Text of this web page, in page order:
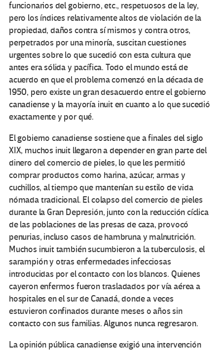
funcionarios del gobierno, etc., respetuosos de la ley,
pero los índices relativamente altos de violación de la
propiedad, daños contra sí mismos y contra otros,
perpetrados por una minoría, suscitan cuestiones
urgentes sobre lo que sucedió con esta cultura que
antes era sólida y pacífica. Todo el mundo está de
acuerdo en que el problema comenzó en la década de
1950, pero existe un gran desacuerdo entre el gobierno
canadiense y la mayoría inuit en cuanto a lo que sucedió
exactamente y por qué.
El gobierno canadiense sostiene que a finales del siglo
XIX, muchos inuit llegaron a depender en gran parte del
dinero del comercio de pieles, lo que les permitió
comprar productos como harina, azúcar, armas y
cuchillos, al tiempo que mantenían su estilo de vida
nómada tradicional. El colapso del comercio de pieles
durante la Gran Depresión, junto con la reducción cíclica
de las poblaciones de las presas de caza, provocó
penurias, incluso casos de hambruna y malnutrición.
Muchos inuit también sucumbieron a la tuberculosis, el
sarampión y otras enfermedades infecciosas
introducidas por el contacto con los blancos. Quienes
cayeron enfermos fueron trasladados por vía aérea a
hospitales en el sur de Canadá, donde a veces
estuvieron confinados durante meses o años sin
contacto con sus familias. Algunos nunca regresaron.
La opinión pública canadiense exigió una intervención